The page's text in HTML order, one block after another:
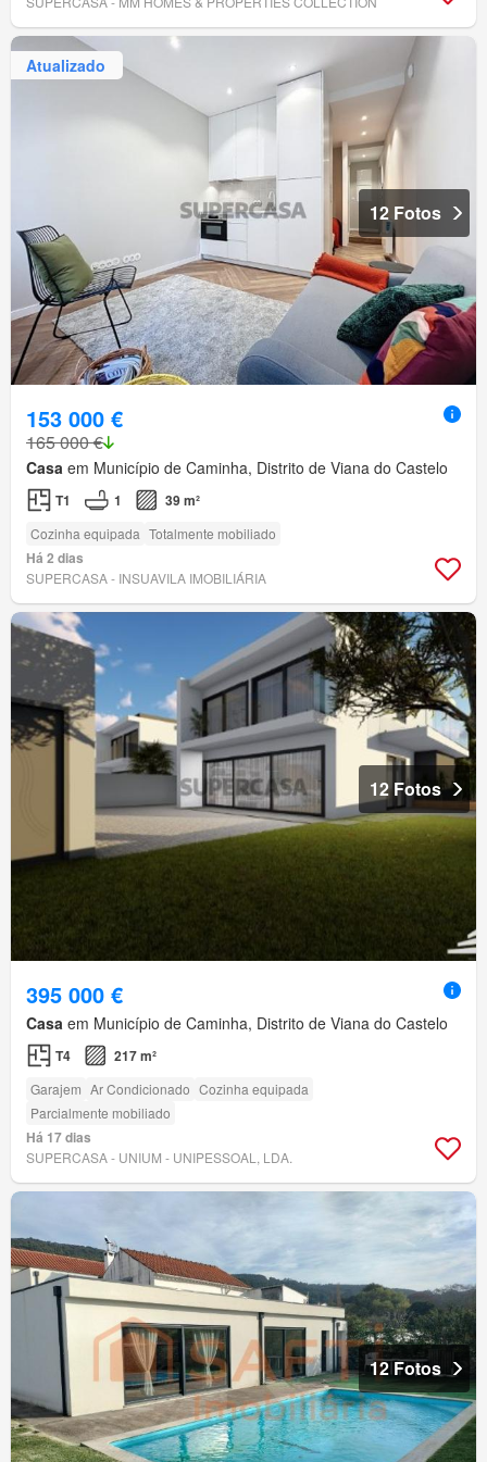
Atualizado
12 Fotos
153 000 €
165 000 €
Casa em Município de Caminha, Distrito de Viana do Castelo
T1 1 39 m²
Cozinha equipada Totalmente mobiliado
Há 2 dias
SUPERCASA - INSUAVILA IMOBILIÁRIA
12 Fotos
395 000 €
Casa em Município de Caminha, Distrito de Viana do Castelo
T4 217 m²
Garajem Ar Condicionado Cozinha equipada
Parcialmente mobiliado
Há 17 dias
SUPERCASA - UNIUM - UNIPESSOAL, LDA.
12 Fotos